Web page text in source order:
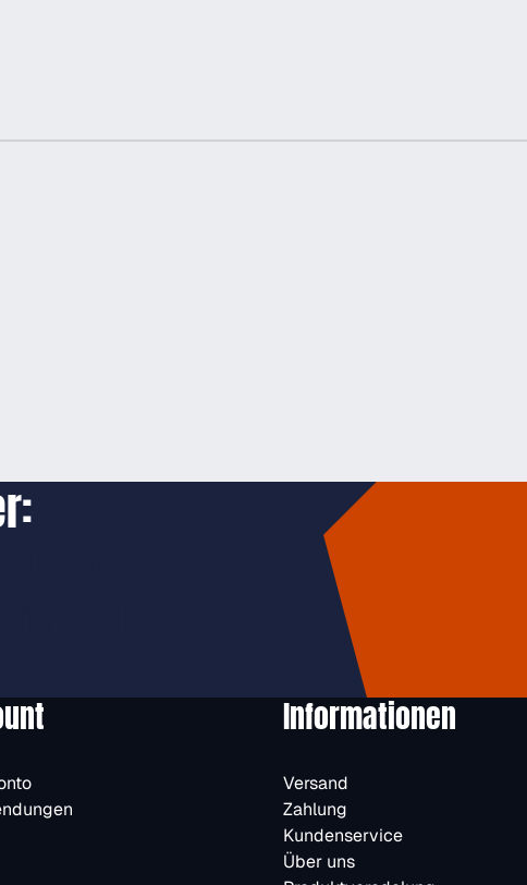
Informationen
Versand
Zahlung
Kundenservice
Über uns